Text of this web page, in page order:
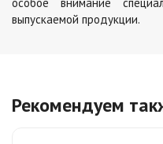
выпускаемой продукции.
Рекомендуем